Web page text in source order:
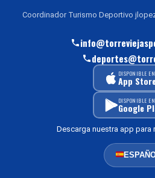
Coordinador Turismo Deportivo
DISPONIBLE EN
App
DISPONIBLE EN
Google
Descarga nuestra app